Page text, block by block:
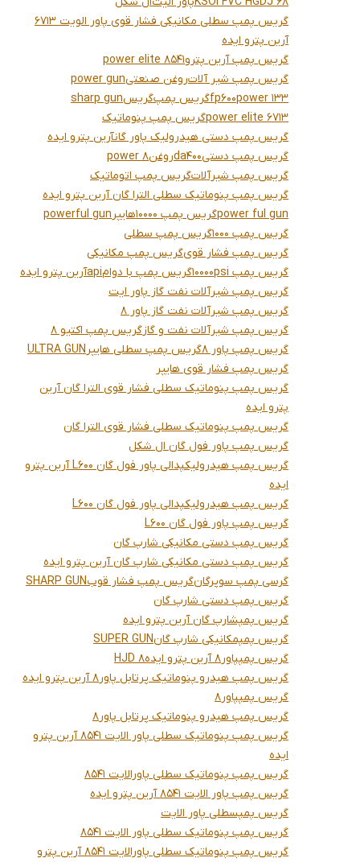
گریس پمپ سطلی مکانیکی فشار قوی پاور الویت 6713
آرین پترو ایده
گریس پمپ آرین پتروpower elite 8541
گریس پمپ شیر آلاتروغن صنعتیpower gun
power 133
fp600گریس پمپگریسsharp gun
power elite 6713گریس پمپ پنوماتیک
گریس پمپ دستی هیدرولیک پاور گانآرین پترو ایده
گریس پمپ دستیda400روغنpower 8
گریس پمپ شیرآلاتگریس پمپ اتوماتیک
گریس پمپ پنوماتیک سطلی الترا گان آرین پترو ایده
power ful gunگریس پمپ 10000 هایپر powerful gun
گریس پمپ 1000
گریس پمپ سطلی
گریس پمپ فشار قویگریس پمپ مکانیکی
گریس پمپ 10000psi
گریس پمپ با دوامapiآرین پترو ایده
گریس پمپ شیرآلات نفت گاز پاور ایت
گریس پمپ شیرآلات نفت گاز پاور 8
گریس پمپ شیرآلات نفت و گازگریس پمپ اکتیو 8
گریس پمپ پاور 8
گریس پمپ سطلی هایپر ULTRA GUN
گریس پمپ فشار قوی هایپر
گریس پمپ پنوماتیک سطلی فشار قوی الترا گان آرین
پترو ایده
گریس پمپ پنوماتیک سطلی فشار قوی الترا گان
گریس پمپ پاور فول گان ال شکل
گریس پمپ هیدرولیکپدالی پاور فول گان L600 آرین پترو
ایده
گریس پمپ هیدرولیکپدالی پاور فول گان L600
گریس پمپ پاور فول گان L600
گریس پمپ دستی مکانیکی شارپ گان
گریس پمپ دستی مکانیکی شارپ گان آرین پترو ایده
گرسی پمپ سوپرگانگریس پمپ فشار قوبSHARP GUN
گریس پمپ دستی شارپ گان
گریس پمپشارپ گان آرین پترو ایده
گریس پمپمکانیکی شارپ گانSUPER GUN
گریس پمپپاور8 آرین پترو ایده
HJD 8
گریس پمپ هیدرو پنوماتیک پرتابل پاور8 آرین پترو ایده
گریس پمپپاور8
گریس پمپ هیدرو پنوماتیک پرتابل پاور8
گریس پمپ پنوماتیک سطلی پاور الایت 8541 آرین پترو
ایده
گریس پمپ پنوماتیک سطلی پاورالایت 8541
گریس پمپ پاور الایت 8541 آرین پترو ایده
گریس پمپسطلی پاور الایت
گریس پمپ پنوماتیک سطلی پاور الایت 8541
گریس پمپ پنوماتیک سطلی پاورالایت 8541 آرین پترو